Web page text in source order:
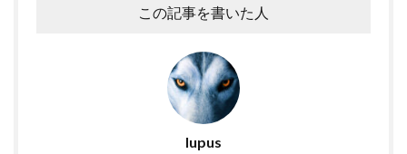
この記事を書いた人
lupus